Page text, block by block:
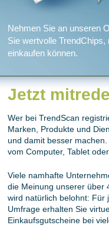
Nehmen Sie an unseren
Sie wertvolle
einkaufen können.
Jetzt
Wer bei TrendScan
Marken, Produkte und
und damit besser
vom Computer, Tablet
Viele namhafte
die Meinung unserer über
wird natürlich belohnt: Für
Umfrage erhalten Sie
Einkaufsgutscheine bei